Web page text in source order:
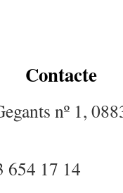
Contacte
nº 1,
654 17 14